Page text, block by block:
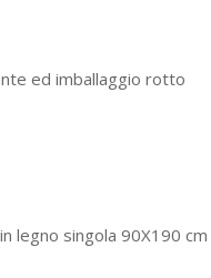
ed imballaggio rotto
legno singola 90X190